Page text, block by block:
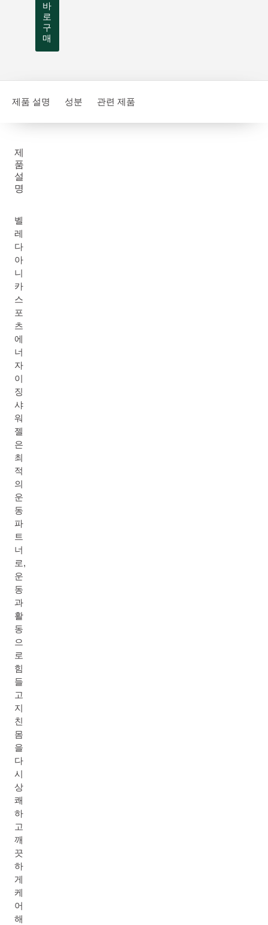
바
로
구
매
제품 설명 성분 관련 제품
제
품
설
명
벨
레
다
아
니
카
스
포
츠
에
너
자
이
징
샤
워
젤
은
최
적
의
운
동
파
트
너
로,
운
동
과
활
동
으
로
힘
들
고
지
친
몸
을
다
시
상
쾌
하
고
깨
끗
하
게
케
어
해